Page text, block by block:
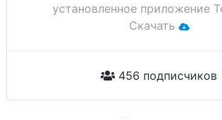
установленное приложение
Скачать
456 подписчиков